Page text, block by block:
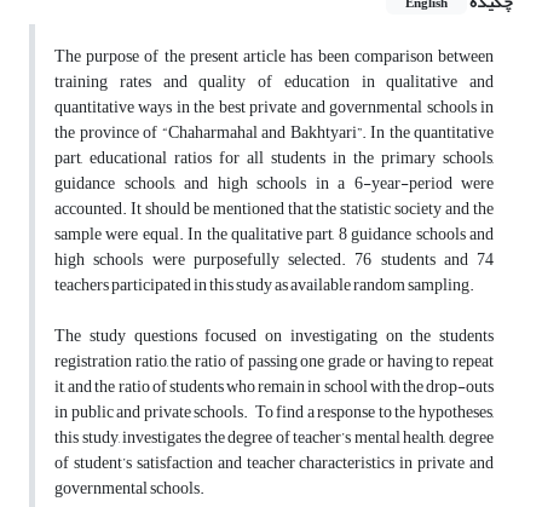
The purpose of the present article has been comparison between
training rates and quality of education in qualitative and
quantitative ways in the best private and governmental schools in
the province of “Chaharmahal and Bakhtyari”. In the quantitative
part, educational ratios for all students in the primary schools,
guidance schools, and high schools in a 6-year-period were
accounted. It should be mentioned that the statistic society and the
sample were equal. In the qualitative part, 8 guidance schools and
high schools were purposefully selected. 76 students and 74
teachers participated in this study as available random sampling.
The study questions focused on investigating on the students
registration ratio, the ratio of passing one grade or having to repeat
it, and the ratio of students who remain in school with the drop-outs
in public and private schools. To find a response to the hypotheses,
this study, investigates the degree of teacher’s mental health, degree
of student’s satisfaction and teacher characteristics in private and
governmental schools.